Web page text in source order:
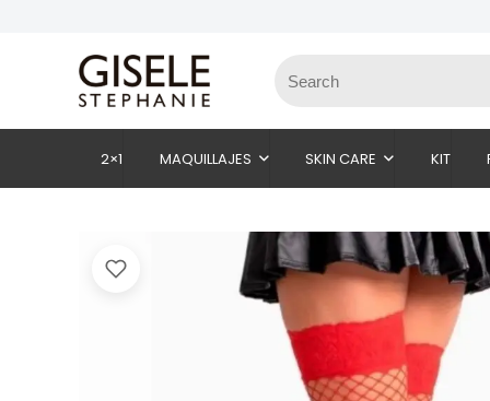
2×1 MAQUILLAJES SKIN CARE KIT